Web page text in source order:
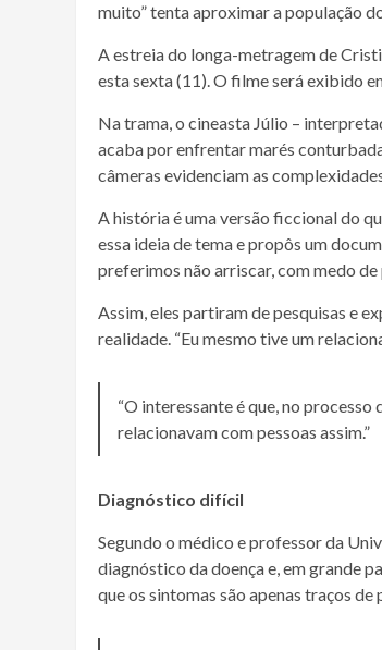
muito” tenta aproximar a população
A estreia do longa-metragem de
esta sexta (11). O filme será exibido
Na trama, o cineasta Júlio –
acaba por enfrentar marés
câmeras evidenciam as
A história é uma versão ficcional do
essa ideia de tema e propôs um
preferimos não arriscar, com medo
Assim, eles partiram de pesquisas e
realidade. “Eu mesmo tive um
“O interessante é que, no
relacionavam com pessoas assim.”
Diagnóstico difícil
Segundo o médico e professor da
diagnóstico da doença e, em grande
que os sintomas são apenas traços de